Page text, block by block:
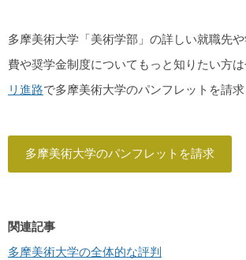
多摩美術大学「美術学部」の詳しい就職先
費や奨学金制度についてもっと知りたい方
リ進路で多摩美術大学のパンフレットを請求
多摩美術大学のパンフレットを請求
関連記事
多摩美術大学の全体的な評判